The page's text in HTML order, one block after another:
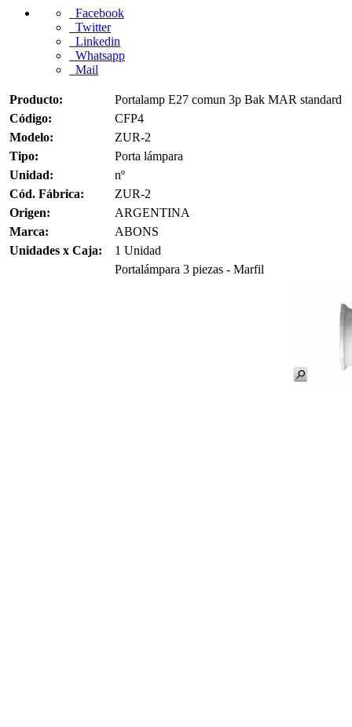
Facebook
Twitter
Linkedin
Whatsapp
Mail
Producto:
Portalamp E27 comun 3p Bak MAR standard
Código:
CFP4
Modelo:
ZUR-2
Tipo:
Porta lámpara
Unidad:
nº
Cód. Fábrica:
ZUR-2
Origen:
ARGENTINA
Marca:
ABONS
Unidades x Caja:
1 Unidad
Portalámpara 3 piezas - Marfil